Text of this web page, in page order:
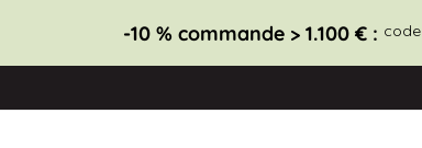
-10 % commande > 1.100 € : code